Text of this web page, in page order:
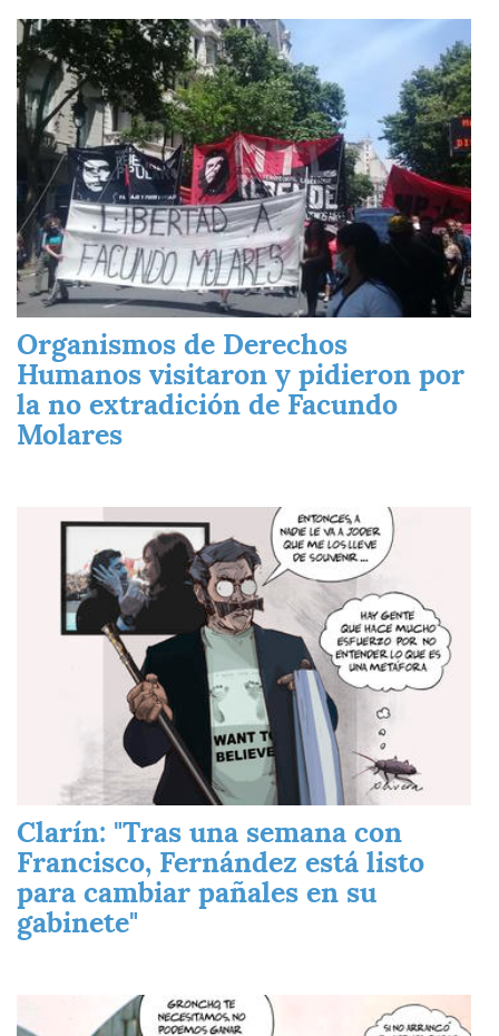
Imagen
Organismos de Derechos
Humanos visitaron y pidieron por
la no extradición de Facundo
Molares
Imagen
Clarín: "Tras una semana con
Francisco, Fernández está listo
para cambiar pañales en su
gabinete"